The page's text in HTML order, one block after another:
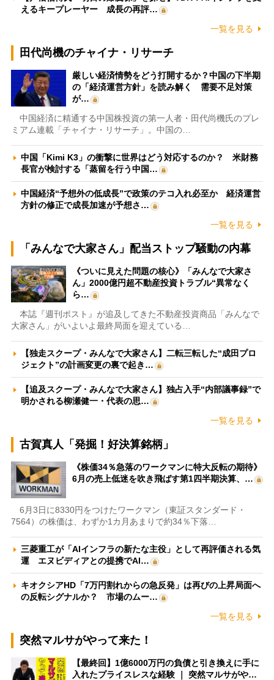
えるキープレーヤー 成長の再評…
一覧を見る
田代尚機のチャイナ・リサーチ
厳しい経済情勢をどう打開するか？中国の下半期
の「経済運営方針」を読み解く 需要不足対策
が…
中国経済に精通する中国株投資の第一人者・田代尚機氏のプレ
ミアム連載「チャイナ・リサーチ」。中国の…
中国「Kimi K3」の衝撃に世界はどう対応するのか？ 米財務
長官が検討する「蒸留を行う中国…
中国経済“予想外の低成長”で政策のテコ入れ必至か 経済運営
方針の修正で成長加速が予想さ…
一覧を見る
「みんなで大家さん」配当ストップ騒動の内幕
《ついに見えた問題の核心》「みんなで大家さ
ん」2000億円超不動産投資トラブル“異常なく
ら…
本誌『週刊ポスト』が追及してきた不動産投資商品「みんなで
大家さん」がいよいよ最終局面を迎えている…
【独走スクープ・みんなで大家さん】二転三転した“成田プロ
ジェクト”の計画変更の裏で起き…
【追及スクープ・みんなで大家さん】独占入手“内部議事録”で
明かされる柳瀬健一・代表の思…
一覧を見る
古賀真人「発掘！好決算銘柄」
《株価34％急落のワークマンに特大反転の期待》
6月の売上低迷を吹き飛ばす第1四半期決算、…
6月3日に8330円をつけたワークマン（東証スタンダード・
7564）の株価は、わずか1カ月あまりで約34％下落…
三菱重工が「AIインフラの新たな主役」として再評価される気
運 エヌビディアとの提携でAI…
キオクシアHD「7万円割れからの急反発」は再びの上昇局面へ
の反転シグナルか？ 市場のムー…
一覧を見る
突然マルサがやって来た！
【最終回】1億6000万円の負債と引き換えに手に
入れたプライスレスな経験 ｜ 突然マルサがや…